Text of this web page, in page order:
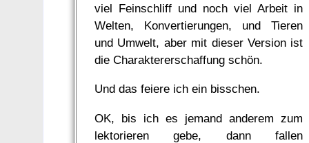
viel Feinschliff und noch viel Arbeit in
Welten, Konvertierungen, und Tieren
und Umwelt, aber mit dieser Version ist
die Charaktererschaffung schön.
Und das feiere ich ein bisschen.
OK, bis ich es jemand anderem zum
lektorieren gebe, dann fallen